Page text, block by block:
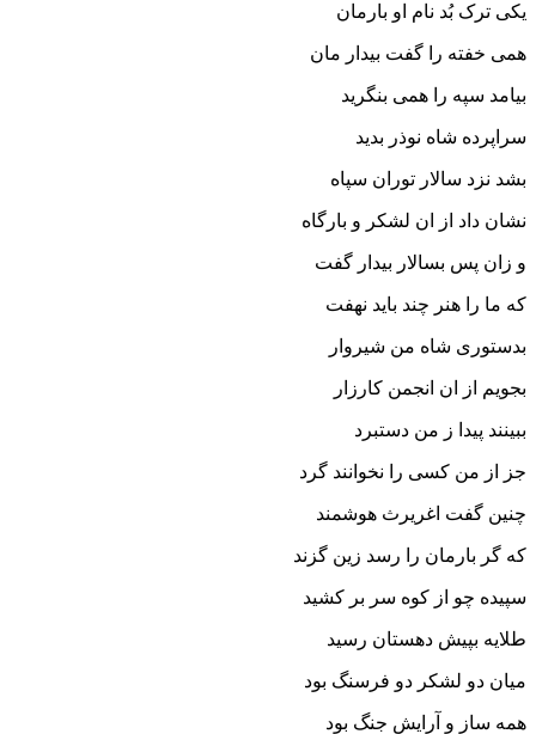
یکى ترک بُد نام او بارمان
همى خفته را گفت بیدار مان‏
بیامد سپه را همى بنگرید
سراپرده شاه نوذر بدید
بشد نزد سالار توران سپاه
نشان داد از ان لشکر و بارگاه‏
و زان پس بسالار بیدار گفت
که ما را هنر چند باید نهفت‏
بدستورى شاه من شیروار
بجویم از ان انجمن کارزار
ببینند پیدا ز من دستبرد
جز از من کسى را نخوانند گرد
چنین گفت اغریرث هوشمند
که گر بارمان را رسد زین گزند
سپیده چو از کوه سر بر کشید
طلایه بپیش دهستان رسید
میان دو لشکر دو فرسنگ بود
همه ساز و آرایش جنگ بود